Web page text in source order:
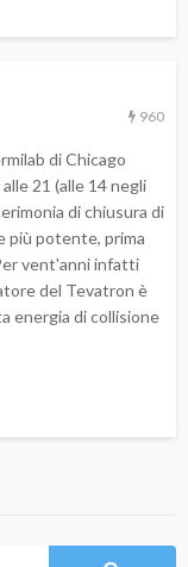
960
di Chicago
21 (alle 14 negli
di chiusura di
più potente, prima
vent'anni infatti
del Tevatron è
energia di collisione